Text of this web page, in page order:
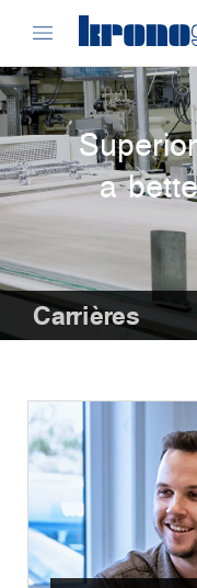
Carrières
a